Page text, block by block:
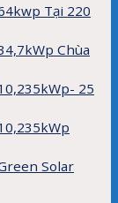
Tại 220
Chùa
25
Solar